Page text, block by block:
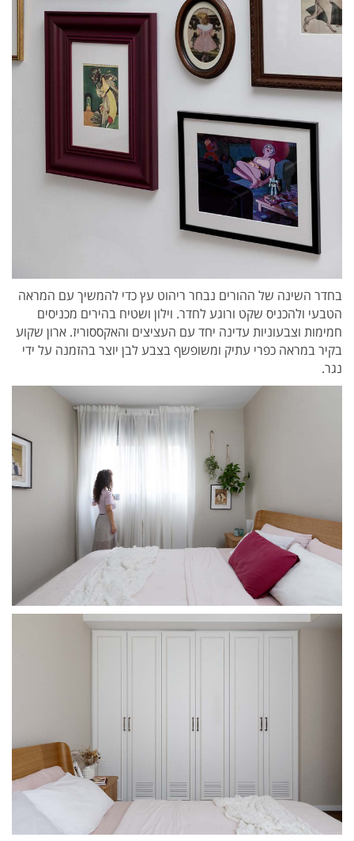
בחדר השינה של ההורים נבחר ריהוט עץ כדי להמשיך עם המראה
הטבעי ולהכניס שקט ורוגע לחדר. וילון ושטיח בהירים מכניסים
חמימות וצבעוניות עדינה יחד עם העציצים והאקססוריז. ארון שקוע
בקיר במראה כפרי עתיק ומשופשף בצבע לבן יוצר בהזמנה על ידי
נגר.